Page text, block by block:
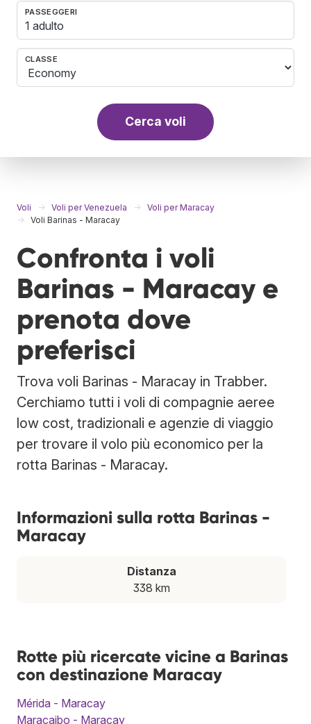
PASSEGGERI
1 adulto
CLASSE
Cerca voli
Voli Voli per Venezuela
Voli per Maracay
Voli Barinas - Maracay
Confronta i voli
Barinas - Maracay e
prenota dove
preferisci
Trova voli Barinas - Maracay in Trabber.
Cerchiamo tutti i voli di compagnie aeree
low cost, tradizionali e agenzie di viaggio
per trovare il volo più economico per la
rotta Barinas - Maracay.
Informazioni sulla rotta Barinas -
Maracay
Distanza
338 km
Rotte più ricercate vicine a Barinas
con destinazione Maracay
Mérida - Maracay
Maracaibo - Maracay